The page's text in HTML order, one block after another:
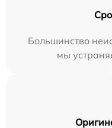
Большинство
мы